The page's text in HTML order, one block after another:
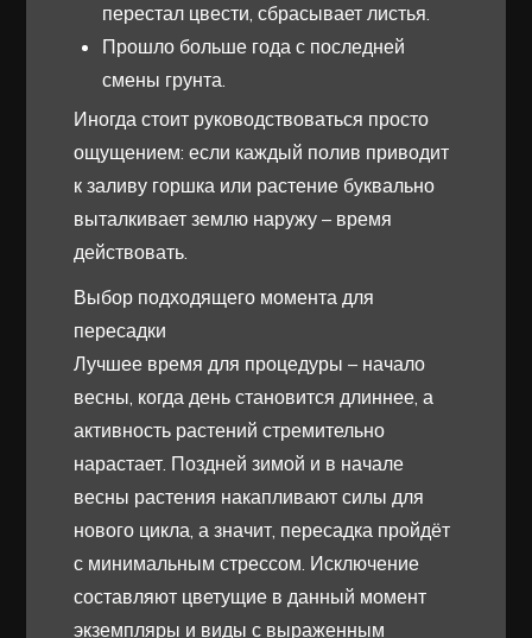
перестал цвести, сбрасывает листья.
Прошло больше года с последней
смены грунта.
Иногда стоит руководствоваться просто
ощущением: если каждый полив приводит
к заливу горшка или растение буквально
выталкивает землю наружу – время
действовать.
Выбор подходящего момента для
пересадки
Лучшее время для процедуры – начало
весны, когда день становится длиннее, а
активность растений стремительно
нарастает. Поздней зимой и в начале
весны растения накапливают силы для
нового цикла, а значит, пересадка пройдёт
с минимальным стрессом. Исключение
составляют цветущие в данный момент
экземпляры и виды с выраженным